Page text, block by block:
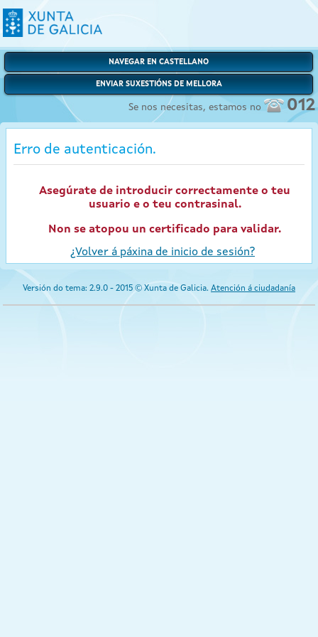
NAVEGAR EN CASTELLANO
ENVIAR SUXESTIÓNS DE MELLORA
Se nos necesitas, estamos no 012
Erro de autenticación.
Asegúrate de introducir correctamente o teu
usuario e o teu contrasinal.
Non se atopou un certificado para validar.
¿Volver á páxina de inicio de sesión?
Versión do tema: 2.9.0 - 2015 © Xunta de Galicia. Atención á ciudadanía